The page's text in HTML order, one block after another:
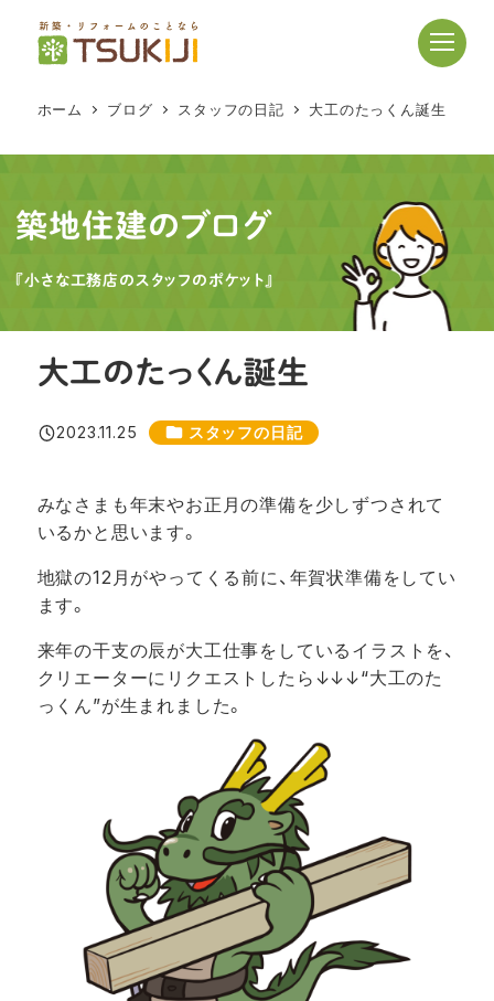
テ
ツ
へ
移
ホーム ブログ スタッフの日記 大工のたっくん誕生
築地住建のブログ
『小さな工務店のスタッフのポケット』
大工のたっくん誕生
投稿日
2023.11.25 カテゴリー
スタッフの日記
みなさまも年末やお正月の準備を少しずつされて
いるかと思います。
地獄の12月がやってくる前に、年賀状準備をしてい
ます。
来年の干支の辰が大工仕事をしているイラストを、
クリエーターにリクエストしたら↓↓↓“大工のた
っくん”が生まれました。